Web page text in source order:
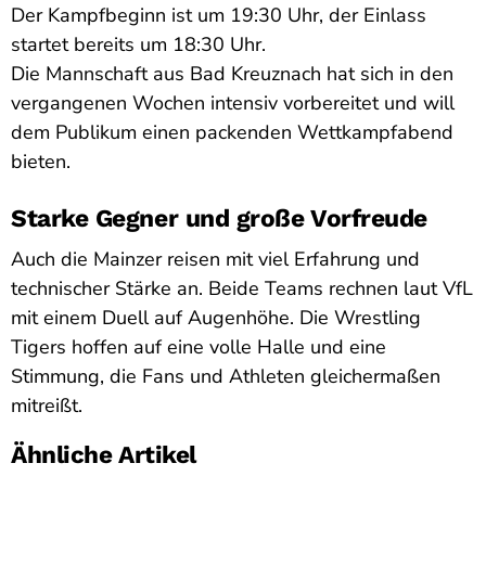
Der Kampfbeginn ist um 19:30 Uhr, der Einlass
startet bereits um 18:30 Uhr.
Die Mannschaft aus Bad Kreuznach hat sich in den
vergangenen Wochen intensiv vorbereitet und will
dem Publikum einen packenden Wettkampfabend
bieten.
Starke Gegner und große Vorfreude
Auch die Mainzer reisen mit viel Erfahrung und
technischer Stärke an. Beide Teams rechnen laut VfL
mit einem Duell auf Augenhöhe. Die Wrestling
Tigers hoffen auf eine volle Halle und eine
Stimmung, die Fans und Athleten gleichermaßen
mitreißt.
Ähnliche Artikel